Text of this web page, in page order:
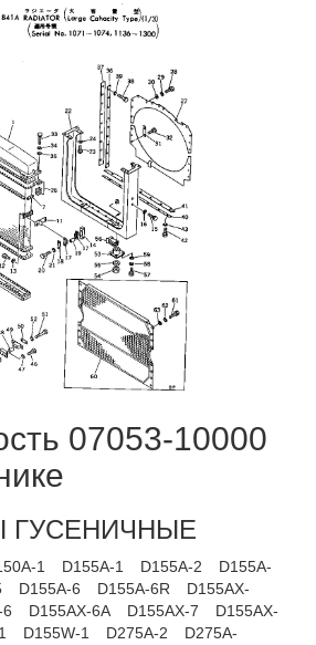
07053-10000
ГУСЕНИЧНЫЕ
1 D155A-1 D155A-2
D155A-
D155A-6 D155A-6R
D155AX-
6 D155AX-6A D155AX-7
D155AX-
D155W-1 D275A-2
D275A-